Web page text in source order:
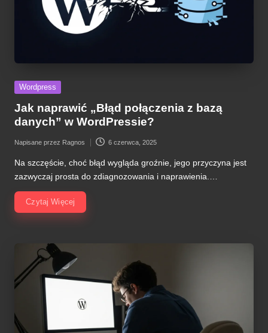
Posted
Wordpress
Jak naprawić „Błąd połączenia z bazą
danych” w WordPressie?
Posted
by
Napisane przez Ragnos 6 czerwca, 2025
Na szczęście, choć błąd wygląda groźnie, jego przyczyna jest
zazwyczaj prosta do zdiagnozowania i naprawienia.…
Czytaj Więcej